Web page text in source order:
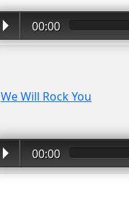
00:00
We Will Rock You
00:00